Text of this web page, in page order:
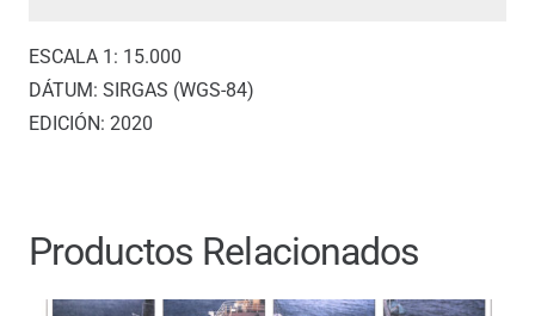
ESCALA 1: 15.000
DÁTUM: SIRGAS (WGS-84)
EDICIÓN: 2020
Productos Relacionados